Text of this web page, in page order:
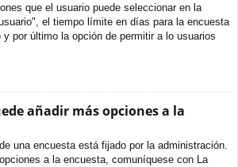
que el usuario puede seleccionar en la
el tiempo límite en días para la encuesta
y por último la opción de permitir a lo usuarios
añadir más opciones a la
una encuesta está fijado por la administración.
a la encuesta, comuníquese con La